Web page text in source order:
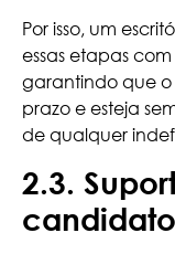
Por isso, um
essas etapas
garantindo que
prazo e esteja
de qualquer
2.3.
candidato